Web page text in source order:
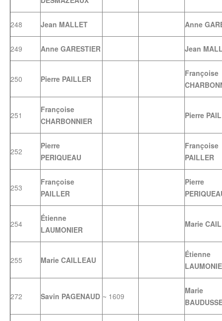
248 Jean MALLET Anne
249 Anne GARESTIER Jean
250 Pierre PAILLER
Françoise
251
Françoise
CHARBONNIER
Pierre
252
Pierre
PERIQUEAU
Françoise
PAILLER
253
Françoise
PAILLER
Pierre
254
Étienne
LAUMONIER
Marie
255 Marie CAILLEAU
Étienne
272 Savin PAGENAUD ~ 1609
Marie